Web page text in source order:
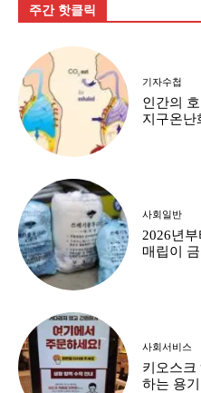
주간 핫클릭
기자수첩
인간의
지구온난
사회일반
2026년
매립이
사회서비스
키오스크
하는 용